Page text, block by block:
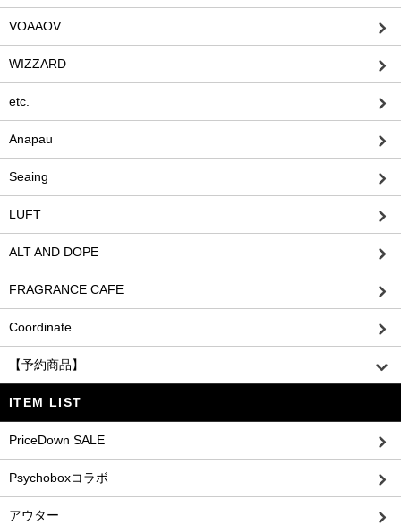
VOAAOV
WIZZARD
etc.
Anapau
Seaing
LUFT
ALT AND DOPE
FRAGRANCE CAFE
Coordinate
【予約商品】
ITEM LIST
PriceDown SALE
Psychoboxコラボ
アウター